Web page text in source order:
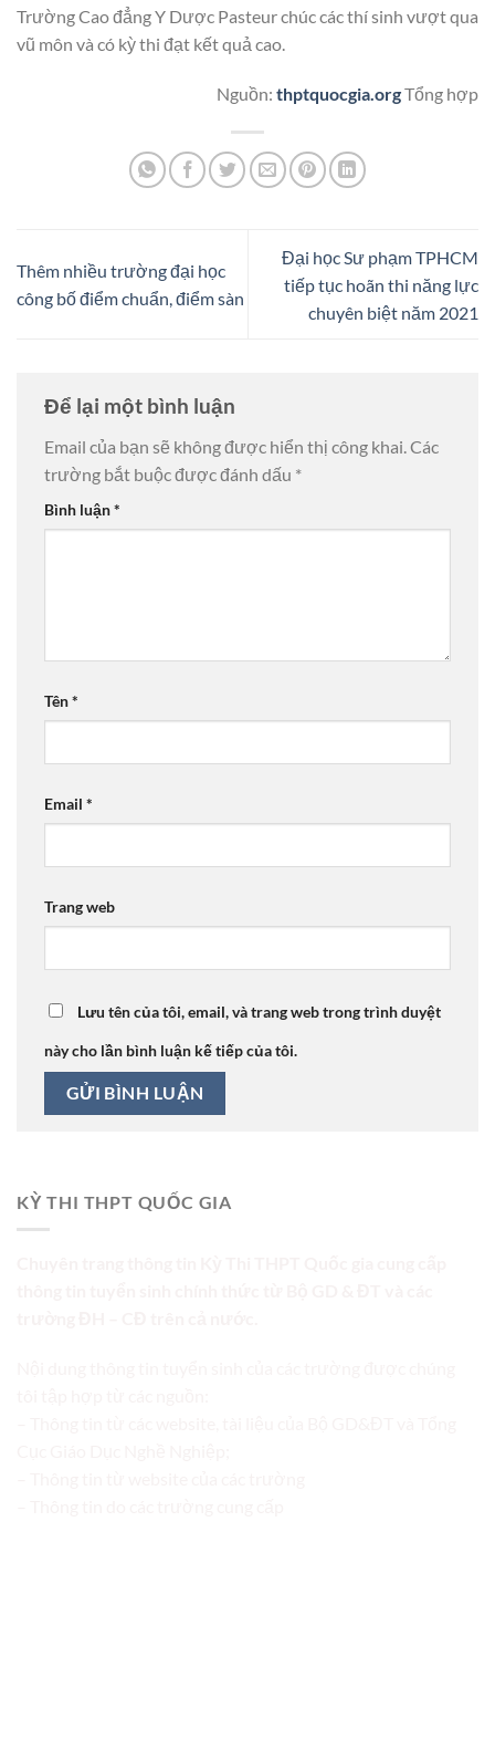
Trường Cao đẳng Y Dược Pasteur chúc các thí sinh vượt qua
vũ môn và có kỳ thi đạt kết quả cao.
Nguồn: thptquocgia.orgTổng hợp
Thêm nhiều trường đại học
công bố điểm chuẩn, điểm sàn
Đại học Sư phạm TPHCM
tiếp tục hoãn thi năng lực
chuyên biệt năm 2021
Để lại một bình luận
Email của bạn sẽ không được hiển thị công khai.Các
trường bắt buộc được đánh dấu *
Bình luận*
Tên*
Email *
Trang web
Lưu tên của tôi, email, và trang web trong trình duyệt
này cho lần bình luận kế tiếp của tôi.
KỲ THI THPT QUỐC GIA